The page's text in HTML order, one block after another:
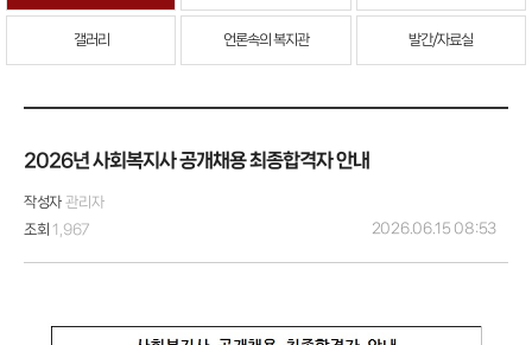
갤러리 언론속의 복지관 발간/자료실
2026년 사회복지사 공개채용 최종합격자 안내
2026.06.15 08:53
작성자 관리자
조회 1,967